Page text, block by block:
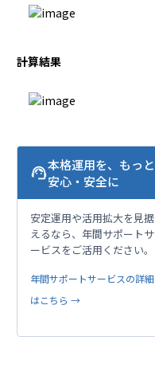
計算結果
support_agent本格運用を、もっと
安心・安全に
安定運用や活用拡大を見据
えるなら、年間サポートサ
ービスをご活用ください。
年間サポートサービスの詳細
はこちら →